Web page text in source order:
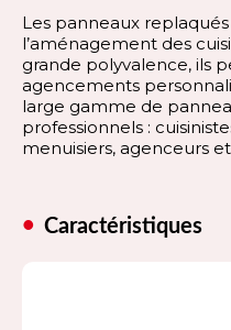
Les panneaux
l’aménagement des
grande polyvalence, ils
agencements
large gamme de
professionnels :
menuisiers, agenceurs
Caractéristiques